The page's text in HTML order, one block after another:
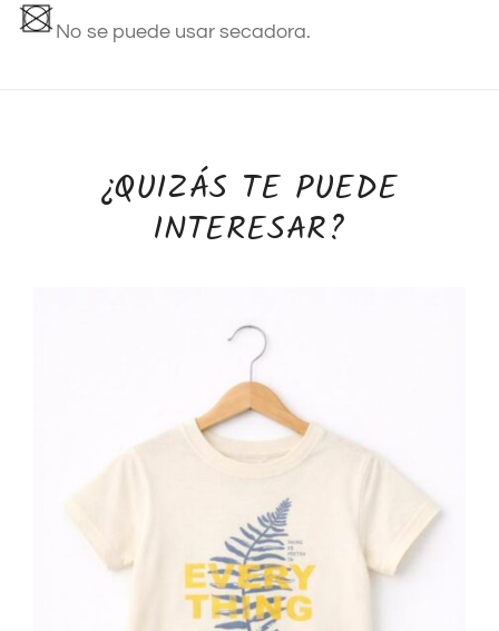
No se puede usar secadora.
¿QUIZÁS TE PUEDE
INTERESAR?